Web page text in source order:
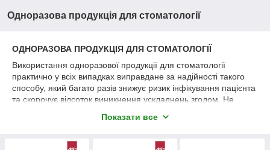
Одноразова продукція для стоматології
ОДНОРАЗОВА ПРОДУКЦІЯ ДЛЯ СТОМАТОЛОГІЇ
Використання одноразової продукції для стоматології
практично у всіх випадках виправдане за надійності такого
способу, який багато разів знижує ризик інфікування пацієнта
та скорочує відсоток виникнення ускладнень згодом. Не
обходиться дешевше багаторазової, так як відпадає
своїм технічним характеристикам, важливим для
Показати все